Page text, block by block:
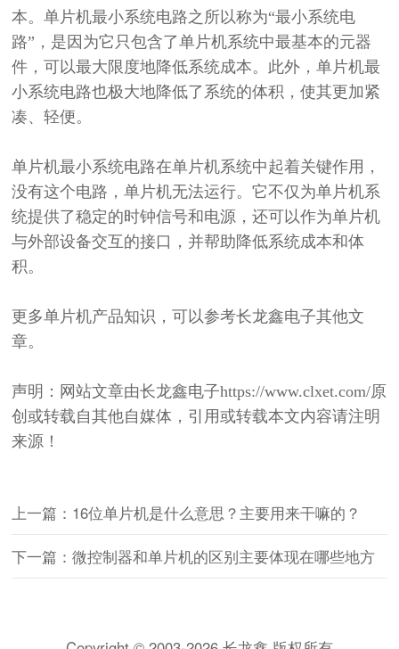
本。单片机最小系统电路之所以称为“最小系统电
路”，是因为它只包含了单片机系统中最基本的元器
件，可以最大限度地降低系统成本。此外，单片机最
小系统电路也极大地降低了系统的体积，使其更加紧
凑、轻便。
单片机最小系统电路在单片机系统中起着关键作用 ，
没有这个电路，单片机无法运行。它不仅为单片机系
统提供了稳定的时钟信号和电源，还可以作为单片机
与外部设备交互的接口，并帮助降低系统成本和体
积。
更多单片机产品知识，可以参考长龙鑫电子其他文
章。
声明：网站文章由长龙鑫电子https://www.clxet.com/原
创或转载自其他自媒体，引用或转载本文内容请注明
来源！
上一篇：16位单片机是什么意思？主要用来干嘛的？
下一篇：微控制器和单片机的区别主要体现在哪些地方